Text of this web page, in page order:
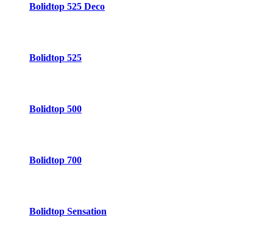
Bolidtop 525 Deco
Bolidtop 525
Bolidtop 500
Bolidtop 700
Bolidtop Sensation